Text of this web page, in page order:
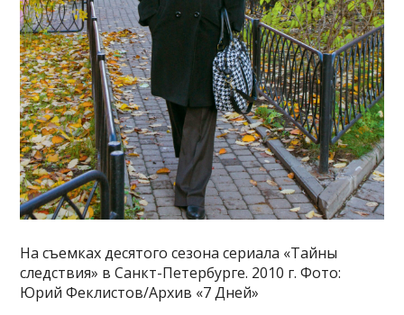
На съемках десятого сезона сериала «Тайны
следствия» в Санкт-Петербурге. 2010 г. Фото:
Юрий Феклистов/Архив «7 Дней»